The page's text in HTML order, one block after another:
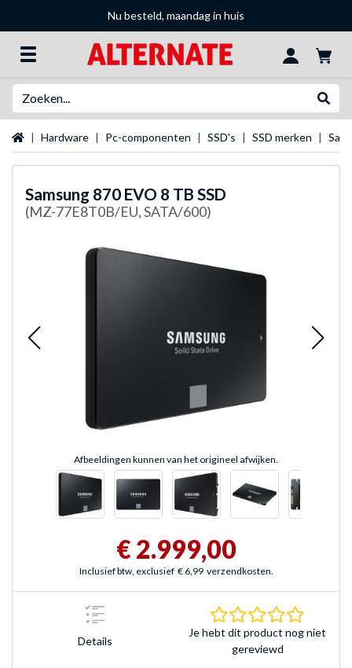
Nu besteld, maandag in huis
Startpagina
Hardware Pc-componenten SSD's SSD merken
Samsung 870 EVO 8 TB SSD
(MZ-77E8T0B/EU, SATA/600)
Afbeeldingen kunnen van het origineel afwijken.
€ 2.999,00
Inclusief btw, exclusief € 6,99 verzendkosten.
Details
Je hebt dit product nog niet
gereviewd